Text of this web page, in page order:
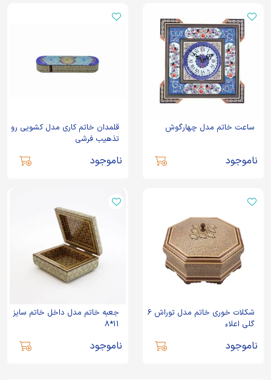
ساعت خاتم مدل چهارگوش
ناموجود
قلمدان خاتم کاری مدل کشویی رو
تذهیب فرشی
ناموجود
شکلات خوری خاتم مدل توراش 6
گلی اعلاء
ناموجود
جعبه خاتم مدل داخل خاتم سایز
11*8
ناموجود